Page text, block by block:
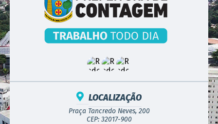
LOCALIZAÇÃO
Praça Tancredo Neves, 200
CEP: 32017-900